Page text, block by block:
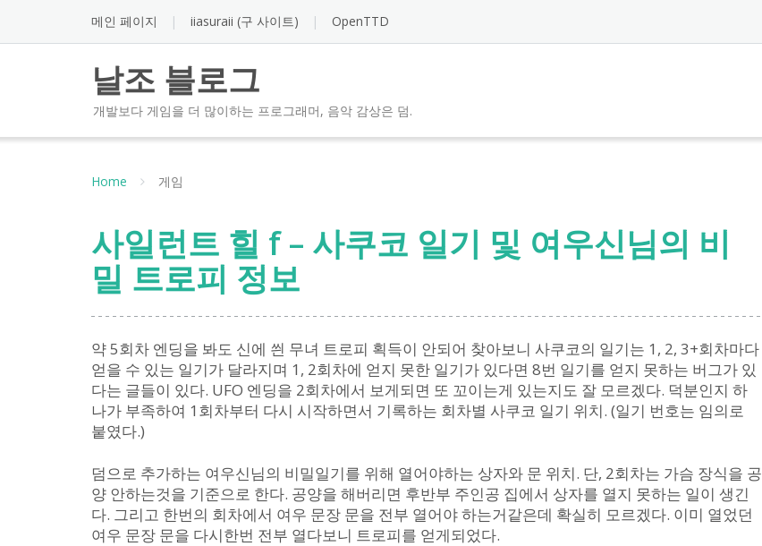
content
메인 페이지 iiasuraii (구 사이트) OpenTTD
날조 블로그
개발보다 게임을 더 많이하는 프로그래머, 음악 감상은 덤.
Home 게임
사일런트 힐 f – 사쿠코 일기 및 여우신님의 비
밀 트로피 정보
약 5회차 엔딩을 봐도 신에 씐 무녀 트로피 획득이 안되어 찾아보니 사쿠코의 일기는 1, 2, 3+회차마다
얻을 수 있는 일기가 달라지며 1, 2회차에 얻지 못한 일기가 있다면 8번 일기를 얻지 못하는 버그가 있
다는 글들이 있다. UFO 엔딩을 2회차에서 보게되면 또 꼬이는게 있는지도 잘 모르겠다. 덕분인지 하
나가 부족하여 1회차부터 다시 시작하면서 기록하는 회차별 사쿠코 일기 위치. (일기 번호는 임의로
붙였다.)
덤으로 추가하는 여우신님의 비밀일기를 위해 열어야하는 상자와 문 위치. 단, 2회차는 가슴 장식을 공
양 안하는것을 기준으로 한다. 공양을 해버리면 후반부 주인공 집에서 상자를 열지 못하는 일이 생긴
다. 그리고 한번의 회차에서 여우 문장 문을 전부 열어야 하는거같은데 확실히 모르겠다. 이미 열었던
여우 문장 문을 다시한번 전부 열다보니 트로피를 얻게되었다.